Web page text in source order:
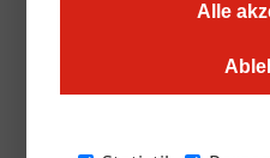
Alle
Zutritt nur für Geimpfte, darf